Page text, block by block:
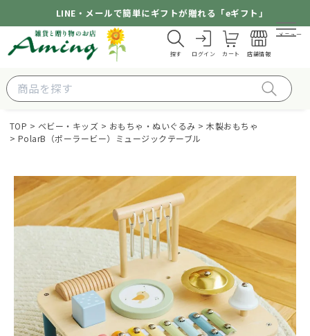
LINE・メールで簡単にギフトが贈れる「eギフト」
探す ログイン カート 店舗情報
メニュー
TOP ベビー・キッズ おもちゃ・ぬいぐるみ
木製おもちゃ
PolarB（ポーラービー）ミュージックテーブル